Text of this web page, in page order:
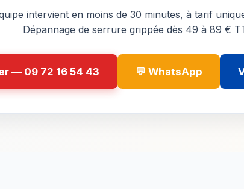
intervient en moins de 30 minutes, à tarif
Dépannage de serrure grippée dès 49 à 89 €
— 09 72 16 54 43 💬 WhatsApp